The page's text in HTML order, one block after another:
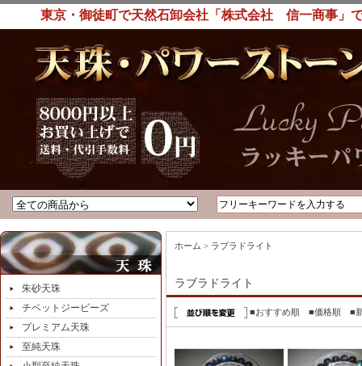
東京・御徒町で天然石卸会社「株式会社 信一商事」
朱砂天珠
チベットジービーズ
プレミアム天珠
至純天珠
ホーム > ラブラドライト
ラブラドライト
■おすすめ順 ■価格順 ■